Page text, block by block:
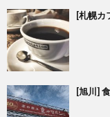
[札幌
[旭川]